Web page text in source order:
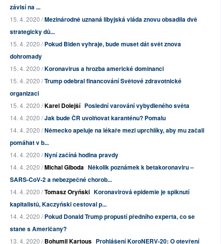
závisí na ...
15. 4. 2020 /Mezinárodně uznaná libyjská vláda znovu obsadila dvě
strategicky dů...
15. 4. 2020 /Pokud Biden vyhraje, bude muset dát svět znova
dohromady
15. 4. 2020 /Koronavirus a hrozba americké dominanci
15. 4. 2020 /Trump odebral financování Světové zdravotnické
organizaci
15. 4. 2020 /Karel Dolejší Poslední varování vybydleného světa
14. 4. 2020 /Jak bude ČR uvolňovat karanténu? Pomalu
14. 4. 2020 /Německo apeluje na lékaře mezi uprchlíky, aby mu začali
pomáhat v b...
14. 4. 2020 /Nyní začíná hodina pravdy
14. 4. 2020 /Michal Giboda Několik poznámek k betakoronaviru –
SARS-CoV-2 a nebezpečné chorob...
14. 4. 2020 /Tomasz Oryński Koronavirová epidemie je spiknutí
kapitalistů, Kaczyński cestoval p...
14. 4. 2020 /Pokud Donald Trump propustí předního experta, co se
stane s Američany?
13. 4. 2020 /Bohumil Kartous Prohlášení KoroNERV-20: O otevření